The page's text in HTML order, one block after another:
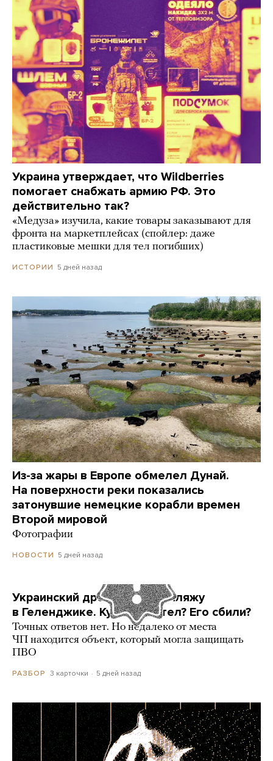
Украина утверждает, что Wildberries
помогает снабжать армию РФ. Это
действительно так?
«Медуза» изучила, какие товары заказывают для
фронта на маркетплейсах (спойлер: даже
пластиковые мешки для тел погибших)
ИСТОРИИ 5 дней назад
Из-за жары в Европе обмелел Дунай.
На поверхности реки показались
затонувшие немецкие корабли времен
Второй мировой
Фотографии
НОВОСТИ 5 дней назад
Украинский дрон попал по пляжу
в Геленджике. Куда он летел? Его сбили?
Точных ответов нет. Но недалеко от места
ЧП находится объект, который могла защищать
ПВО
РАЗБОР 3 карточки 5 дней назад